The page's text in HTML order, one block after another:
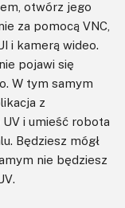
otwórz jego
za pomocą VNC,
i kamerą wideo.
pojawi się
W tym samym
z
UV i umieść robota
Będziesz mógł
nie będziesz